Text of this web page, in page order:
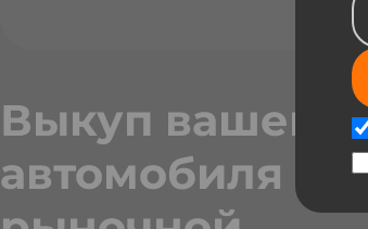
Выкуп вашего
автомобиля по